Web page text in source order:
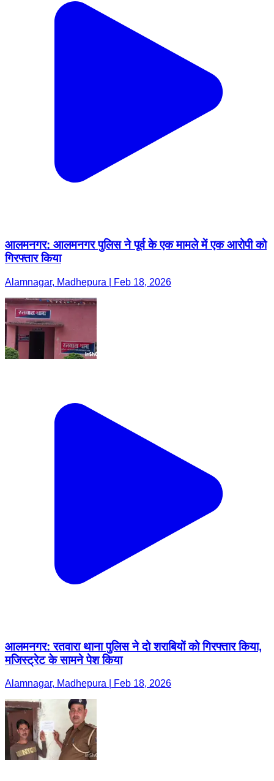
आलमनगर: आलमनगर पुलिस ने पूर्व के एक मामले में एक आरोपी को
गिरफ्तार किया
Alamnagar, Madhepura | Feb 18, 2026
आलमनगर: रतवारा थाना पुलिस ने दो शराबियों को गिरफ्तार किया,
मजिस्ट्रेट के सामने पेश किया
Alamnagar, Madhepura | Feb 18, 2026